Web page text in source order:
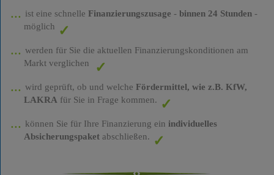
ist eine schnelle Finanzierungszusage - binnen 24 Stunden-
möglich
werden für Sie die aktuellen Finanzierungskonditionen am
Markt verglichen
wird geprüft, ob und welche Fördermittel, wie z.B. KfW,
LAKRA für Sie in Frage kommen.
können Sie für Ihre Finanzierung ein individuelles
Absicherungspaketabschließen.